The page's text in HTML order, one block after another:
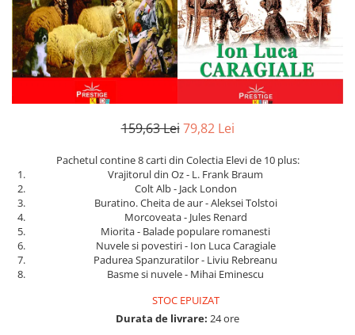
ScienceConnection
SelfConnect
SelfHealing
Vindecare Spirituala
Sanatate
Masaj
MedConnect
Medicina & Farmacie
Medicina Pentru Toti
SealfHealing
159,63 Lei 79,82 Lei
Pachetul contine 8 carti din Colectia Elevi de 10 plus:
Vrajitorul din Oz - L. Frank Braum
Colt Alb - Jack London
Buratino. Cheita de aur - Aleksei Tolstoi
Morcoveata - Jules Renard
Miorita - Balade populare romanesti
Nuvele si povestiri - Ion Luca Caragiale
Padurea Spanzuratilor - Liviu Rebreanu
Basme si nuvele - Mihai Eminescu
STOC EPUIZAT
Durata de livrare: 24 ore